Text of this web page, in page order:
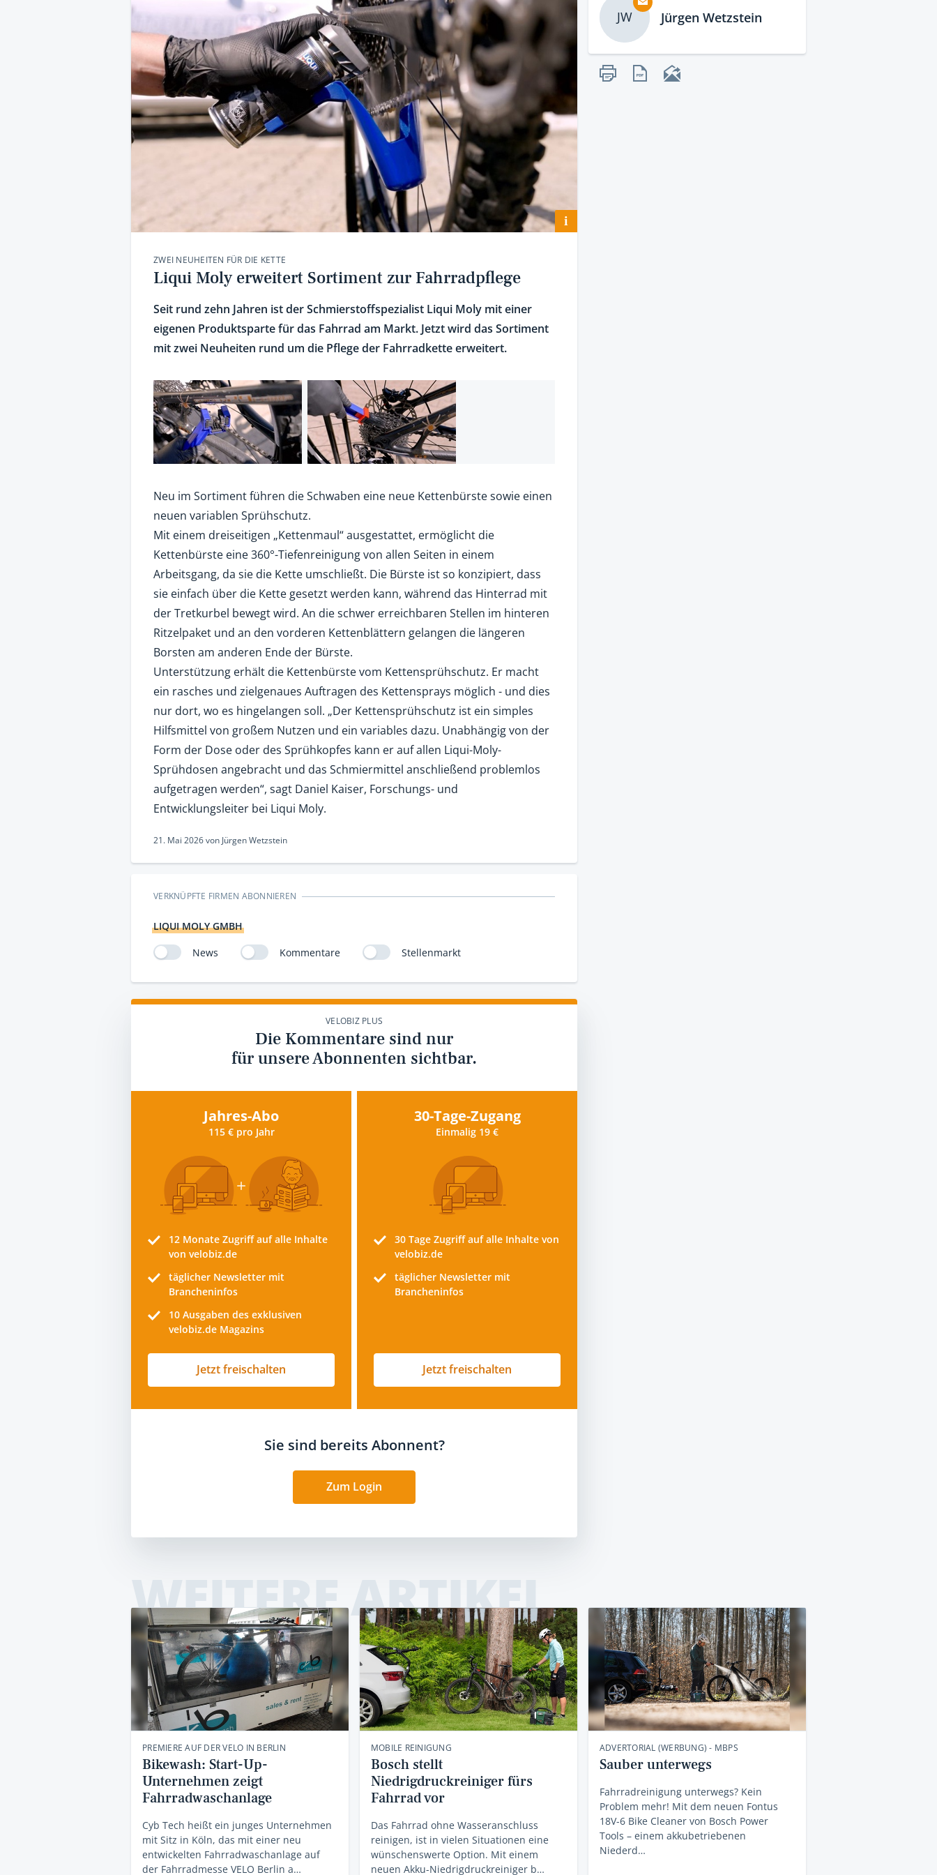
i
ZWEI NEUHEITEN FÜR DIE KETTE
Liqui Moly erweitert Sortiment zur Fahrradpflege
Seit rund zehn Jahren ist der Schmierstoffspezialist Liqui Moly mit einer
eigenen Produktsparte für das Fahrrad am Markt. Jetzt wird das Sortiment
mit zwei Neuheiten rund um die Pflege der Fahrradkette erweitert.
Neu im Sortiment führen die Schwaben eine neue Kettenbürste sowie einen
neuen variablen Sprühschutz.
Mit einem dreiseitigen „Kettenmaul“ ausgestattet, ermöglicht die
Kettenbürste eine 360°-Tiefenreinigung von allen Seiten in einem
Arbeitsgang, da sie die Kette umschließt. Die Bürste ist so konzipiert, dass
sie einfach über die Kette gesetzt werden kann, während das Hinterrad mit
der Tretkurbel bewegt wird. An die schwer erreichbaren Stellen im hinteren
Ritzelpaket und an den vorderen Kettenblättern gelangen die längeren
Borsten am anderen Ende der Bürste.
Unterstützung erhält die Kettenbürste vom Kettensprühschutz. Er macht
ein rasches und zielgenaues Auftragen des Kettensprays möglich - und dies
nur dort, wo es hingelangen soll. „Der Kettensprühschutz ist ein simples
Hilfsmittel von großem Nutzen und ein variables dazu. Unabhängig von der
Form der Dose oder des Sprühkopfes kann er auf allen Liqui-Moly-
Sprühdosen angebracht und das Schmiermittel anschließend problemlos
aufgetragen werden“, sagt Daniel Kaiser, Forschungs- und
Entwicklungsleiter bei Liqui Moly.
21. Mai 2026von Jürgen Wetzstein
VERKNÜPFTE FIRMEN ABONNIEREN
LIQUI MOLY GMBH
News
Kommentare Stellenmarkt
VELOBIZ PLUS
Die Kommentare sind nur
für unsere Abonnenten sichtbar.
Jahres-Abo
115 € pro Jahr
12 Monate Zugriff auf alle Inhalte
von velobiz.de
täglicher Newsletter mit
Brancheninfos
10 Ausgaben des exklusiven
velobiz.de Magazins
Jetzt freischalten
30-Tage-Zugang
Einmalig 19 €
30 Tage Zugriff auf alle Inhalte von
velobiz.de
täglicher Newsletter mit
Brancheninfos
Jetzt freischalten
Sie sind bereits Abonnent?
Zum Login
JW Jürgen Wetzstein
WEITERE ARTIKEL
PREMIERE AUF DER VELO IN BERLIN
Bikewash: Start-Up-
Unternehmen zeigt
Fahrradwaschanlage
Cyb Tech heißt ein junges Unternehmen
mit Sitz in Köln, das mit einer neu
entwickelten Fahrradwaschanlage auf
der Fahrradmesse VELO Berlin a…
MOBILE REINIGUNG
Bosch stellt
Niedrigdruckreiniger fürs
Fahrrad vor
Das Fahrrad ohne Wasseranschluss
reinigen, ist in vielen Situationen eine
wünschenswerte Option. Mit einem
neuen Akku-Niedrigdruckreiniger b…
ADVERTORIAL (WERBUNG) - MBPS
Sauber unterwegs
Fahrradreinigung unterwegs? Kein
Problem mehr! Mit dem neuen Fontus
18V-6 Bike Cleaner von Bosch Power
Tools – einem akkubetriebenen
Niederd…